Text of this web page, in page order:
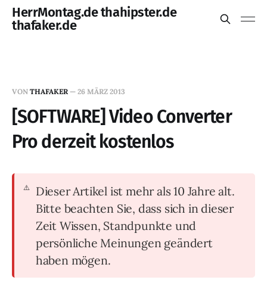
HerrMontag.de thahipster.de
thafaker.de
VON THAFAKER — 26 MÄRZ 2013
[SOFTWARE] Video Converter
Pro derzeit kostenlos
Dieser Artikel ist mehr als 10 Jahre alt.
Bitte beachten Sie, dass sich in dieser
Zeit Wissen, Standpunkte und
persönliche Meinungen geändert
haben mögen.